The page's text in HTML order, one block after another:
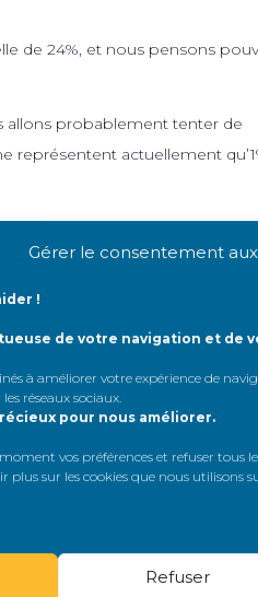
Gérer le consentement
!
de votre navigation et de
à améliorer votre expérience de
réseaux sociaux
pour nous améliorer.
vos préférences et refuser tous
plus sur les cookies que nous utilisons
Refuser
de 24%, et nous pensons
allons probablement tenter de
représentent actuellement
D'ORGANES ONT